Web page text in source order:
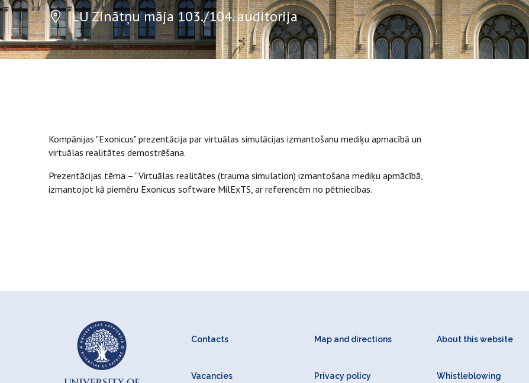
LU Zinātņu māja 103./104. auditorija
Kompānijas "Exonicus" prezentācija par virtuālas simulācijas izmantošanu mediķu apmacībā un
virtuālas realitātes demostrēšana.
Prezentācijas tēma – "Virtuālas realitātes (trauma simulation) izmantošana mediķu apmācībā,
izmantojot kā piemēru Exonicus software MilExTS, ar referencēm no pētniecības.
Contacts Map and directions About this website
Vacancies Privacy policy Whistleblowing